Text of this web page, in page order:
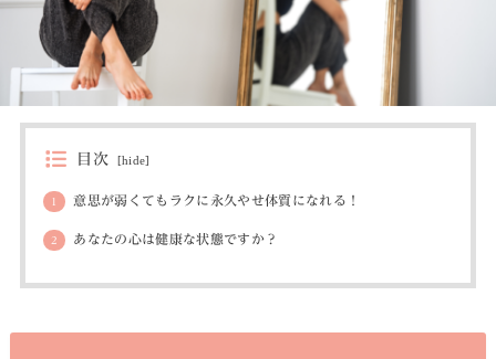
目次 [hide]
意思が弱くてもラクに永久やせ体質になれる！
2 あなたの心は健康な状態ですか？